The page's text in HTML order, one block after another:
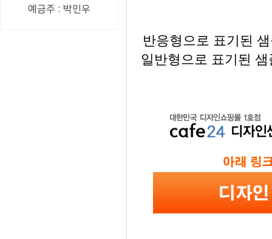
예금주 : 박민우
반응형으로 표기된
일반형으로 표기된